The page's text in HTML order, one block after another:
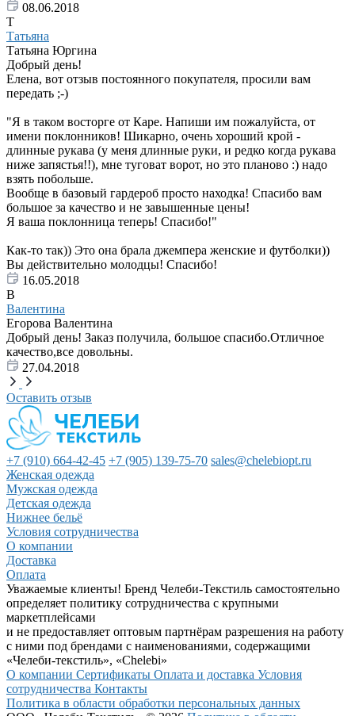
08.06.2018
Т
Татьяна
Татьяна Юргина
Добрый день!
Елена, вот отзыв постоянного покупателя, просили вам
передать ;-)
"Я в таком восторге от Каре. Напиши им пожалуйста, от
имени поклонников! Шикарно, очень хороший крой -
длинные рукава (у меня длинные руки, и редко когда рукава
ниже запястья!!), мне туговат ворот, но это планово :) надо
взять побольше.
Вообще в базовый гардероб просто находка! Спасибо вам
большое за качество и не завышенные цены!
Я ваша поклонница теперь! Спасибо!"
Как-то так)) Это она брала джемпера женские и футболки))
Вы действительно молодцы! Спасибо!
16.05.2018
В
Валентина
Егорова Валентина
Добрый день! Заказ получила, большое спасибо.Отличное
качество,все довольны.
27.04.2018
Оставить отзыв
+7 (910) 664-42-45 +7 (905) 139-75-70 sales@chelebiopt.ru
Женская одежда
Мужская одежда
Детская одежда
Нижнее бельё
Условия сотрудничества
О компании
Доставка
Оплата
Уважаемые клиенты! Бренд Челеби-Текстиль самостоятельно
определяет политику сотрудничества с крупными
маркетплейсами
и не предоставляет оптовым партнёрам разрешения на работу
с ними под брендами с наименованиями, содержащими
«Челеби-текстиль», «Chelebi»
О компании Сертификаты Оплата и доставка Условия
сотрудничества Контакты
Политика в области обработки персональных данных